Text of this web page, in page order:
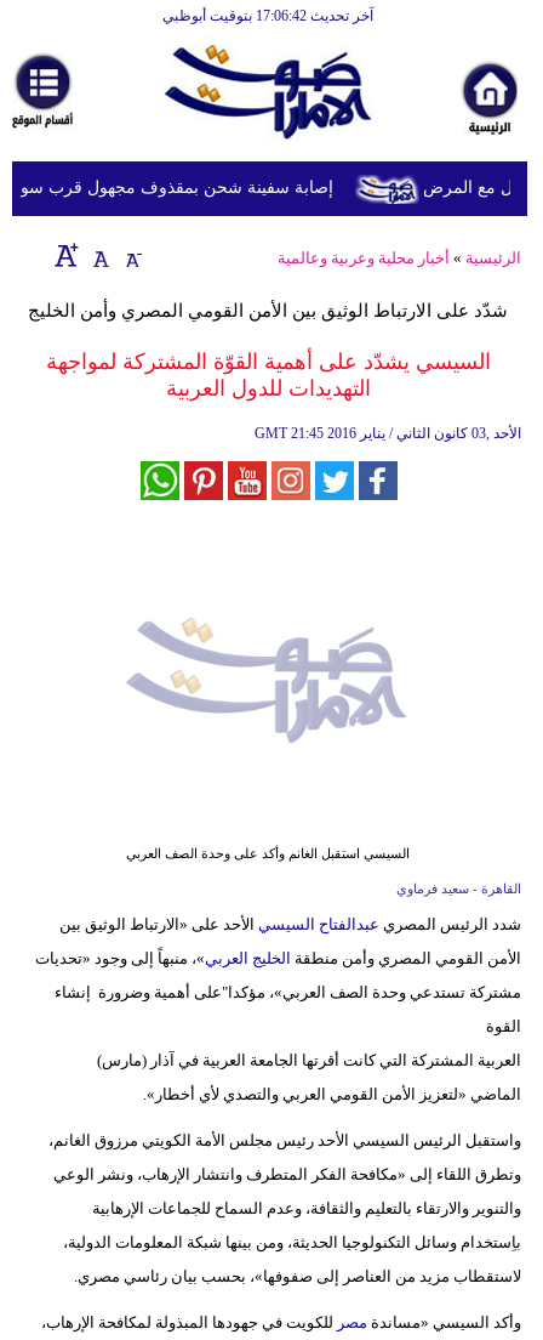
آخر تحديث 17:06:42 بتوقيت أبوظبي
أخبارعاجلة
رياضة
ثقافة
إقتصاد
وموسيقى
علوم
وتكنولوجيا
أبراج
إصابة سفينة شحن بمقذوف مجهول قرب سواحل مع المرض
الرئيسية » أخبار محلية وعربية وعالمية
شدّد على الارتباط الوثيق بين الأمن القومي المصري وأمن الخليج
السيسي يشدّد على أهمية القوّة المشتركة لمواجهة
التهديدات للدول العربية
GMT 21:45 2016 الأحد ,03 كانون الثاني / يناير
السيسي استقبل الغانم وأكد على وحدة الصف العربي
القاهرة - سعيد فرماوي
شدد الرئيس المصري عبدالفتاح السيسي الأحد على «الارتباط الوثيق بين
الأمن القومي المصري وأمن منطقة الخليج العربي»، منبهاً إلى وجود «تحديات
مشتركة تستدعي وحدة الصف العربي»، مؤكدا"على أهمية وضرورة إنشاء
القوة
العربية المشتركة التي كانت أقرتها الجامعة العربية في آذار (مارس)
الماضي «لتعزيز الأمن القومي العربي والتصدي لأي أخطار».
واستقبل الرئيس السيسي الأحد رئيس مجلس الأمة الكويتي مرزوق الغانم،
وتطرق اللقاء إلى «مكافحة الفكر المتطرف وانتشار الإرهاب، ونشر الوعي
والتنوير والارتقاء بالتعليم والثقافة، وعدم السماح للجماعات الإرهابية
باِستخدام وسائل التكنولوجيا الحديثة، ومن بينها شبكة المعلومات الدولية،
لاستقطاب مزيد من العناصر إلى صفوفها»، بحسب بيان رئاسي مصري.
وأكد السيسي «مساندة مصر للكويت في جهودها المبذولة لمكافحة الإرهاب،